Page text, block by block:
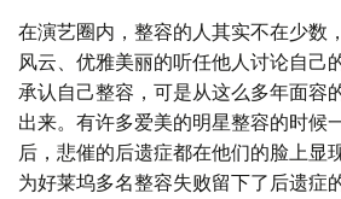
在演艺圈内，整容的人其实不在少数
风云、优雅美丽的听任他人讨论自己
承认自己整容，可是从这么多年面容
出来。有许多爱美的明星整容的时候
后，悲催的后遗症都在他们的脸上
为好莱坞多名整容失败留下了后遗症